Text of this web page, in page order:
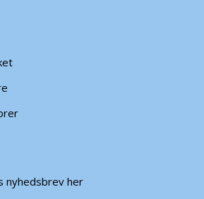
nyhedsbrev her